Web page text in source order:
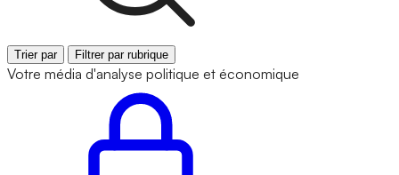
Trier par Filtrer par rubrique
Votre média d'analyse politique et économique